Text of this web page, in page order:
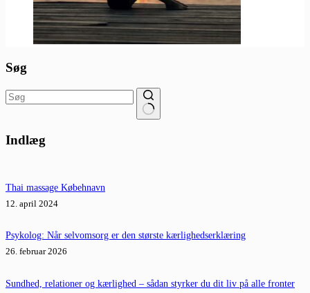
Søg
resultater
Indlæg
Thai massage Købehnavn
12. april 2024
Psykolog: Når selvomsorg er den største kærlighedserklæring
26. februar 2026
Sundhed, relationer og kærlighed – sådan styrker du dit liv på alle fronter